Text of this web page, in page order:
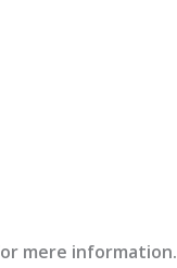
mere information.